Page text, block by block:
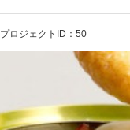
プロジェクトID：50